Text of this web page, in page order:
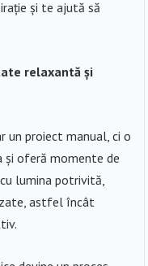
și te ajută să
relaxantă și
un proiect manual, ci o
și oferă momente de
lumina potrivită,
astfel încât